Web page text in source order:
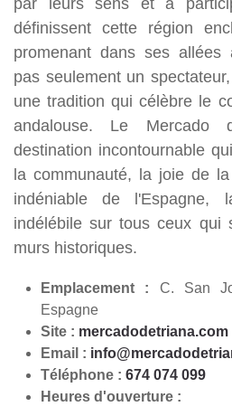
définissent cette région
promenant dans ses allées
pas seulement un
une tradition qui célèbre le
andalouse. Le
destination incontournable
la communauté, la joie de
indéniable de l'Espagne,
indélébile sur tous ceux qui
murs historiques.
Emplacement : C. San
Espagne
Site : mercadodetriana.com
Email :
Téléphone : 674 074 099
Heures d'ouverture :